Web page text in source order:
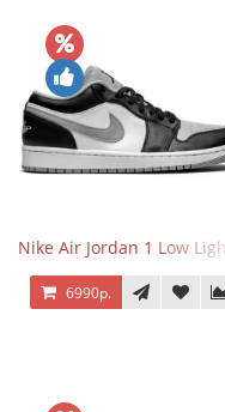
Nike Air Jordan 1 Low
6990р.